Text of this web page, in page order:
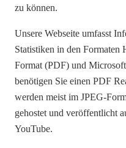
zu können.
Unsere Webseite umfasst
Statistiken in den
Format (PDF) und
benötigen Sie einen PDF
werden meist im JPEG-
gehostet und veröffentlicht
YouTube.